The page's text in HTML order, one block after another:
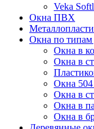
Veka
Окна ПВХ
Окна по типам
Окна в
Окна в
Окна 504
Окна в
Окна в
Окна в